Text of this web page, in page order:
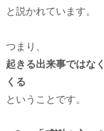
と説かれています。
つまり、
起きる出来事ではな
くる
ということです。